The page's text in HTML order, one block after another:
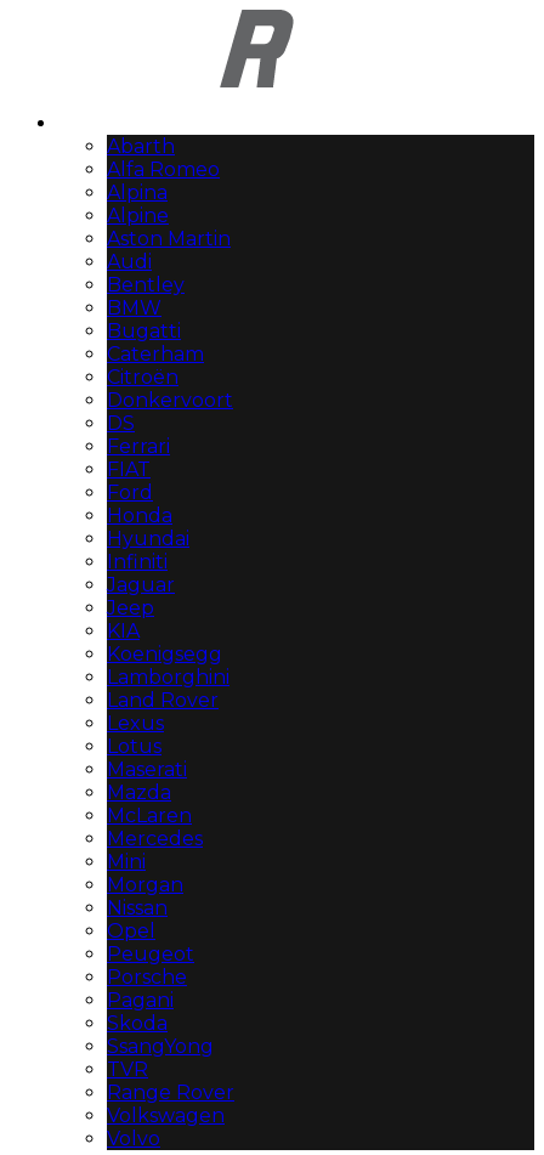
Abarth
Alfa Romeo
Alpina
Alpine
Aston Martin
Audi
Bentley
BMW
Bugatti
Caterham
Citroën
Donkervoort
DS
Ferrari
FIAT
Ford
Honda
Hyundai
Infiniti
Jaguar
Jeep
KIA
Koenigsegg
Lamborghini
Land Rover
Lexus
Lotus
Maserati
Mazda
McLaren
Mercedes
Mini
Morgan
Nissan
Opel
Peugeot
Porsche
Pagani
Skoda
SsangYong
TVR
Range Rover
Volkswagen
Volvo